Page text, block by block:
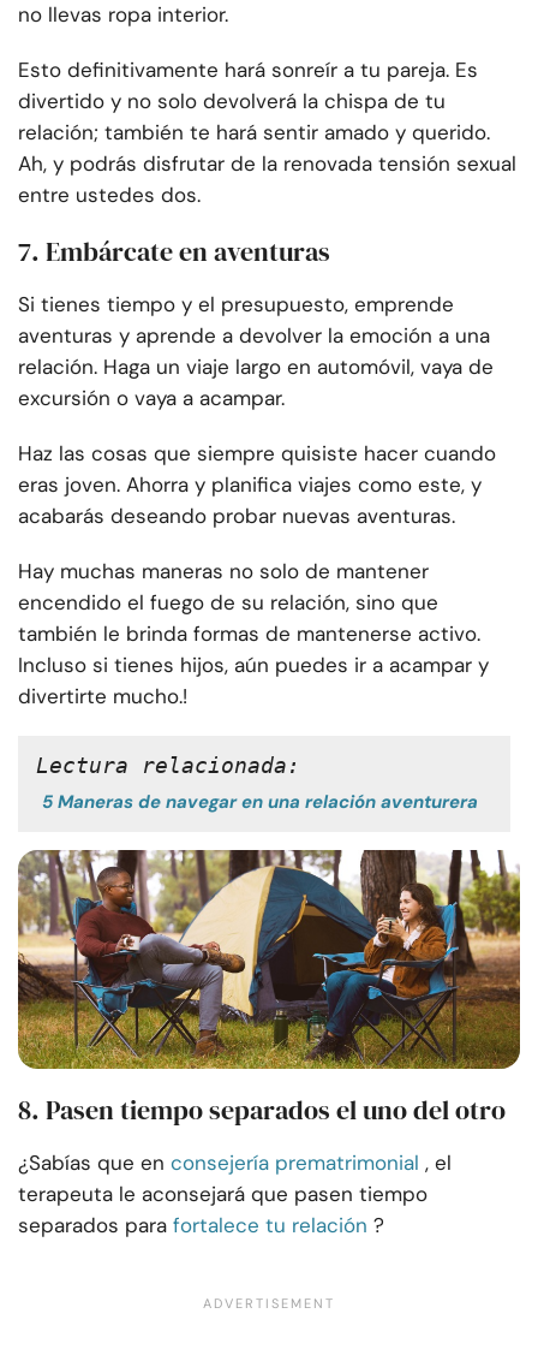
no llevas ropa interior.
Esto definitivamente hará sonreír a tu pareja. Es
divertido y no solo devolverá la chispa de tu
relación; también te hará sentir amado y querido.
Ah, y podrás disfrutar de la renovada tensión sexual
entre ustedes dos.
7. Embárcate en aventuras
Si tienes tiempo y el presupuesto, emprende
aventuras y aprende a devolver la emoción a una
relación. Haga un viaje largo en automóvil, vaya de
excursión o vaya a acampar.
Haz las cosas que siempre quisiste hacer cuando
eras joven. Ahorra y planifica viajes como este, y
acabarás deseando probar nuevas aventuras.
Hay muchas maneras no solo de mantener
encendido el fuego de su relación, sino que
también le brinda formas de mantenerse activo.
Incluso si tienes hijos, aún puedes ir a acampar y
divertirte mucho.!
Lectura relacionada:
5 Maneras de navegar en una relación aventurera
8. Pasen tiempo separados el uno del otro
¿Sabías que en consejería prematrimonial , el
terapeuta le aconsejará que pasen tiempo
separados para fortalece tu relación ?